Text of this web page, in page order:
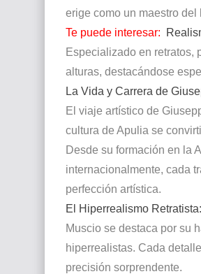
erige como un maestro del
Te puede interesar:
Especializado en retratos,
alturas, destacándose
La Vida y Carrera de
El viaje artístico de
cultura de Apulia se
Desde su formación en la
internacionalmente, cada
perfección artística.
El Hiperrealismo
Muscio se destaca por su
hiperrealistas. Cada
precisión sorprendente.